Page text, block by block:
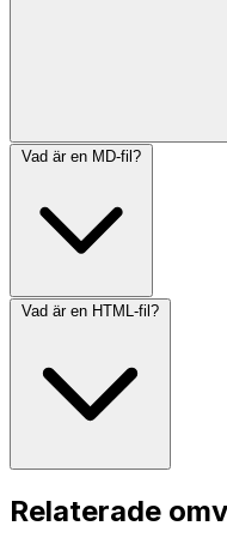
Vad är en MD-fil?
Vad är en HTML-fil?
Relaterade